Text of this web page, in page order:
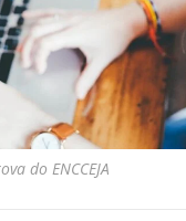
do ENCCEJA